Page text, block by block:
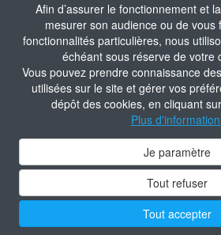
Afin d’assurer le fonctionnement et
mesurer son audience ou de vous
fonctionnalités particulières, nous
échéant sous réserve de votre
Vous pouvez prendre connaissance
utilisées sur le site et gérer vos
dépôt des cookies, en cliquant
Plus
Je paramètre
Tout refuser
Tout accepter